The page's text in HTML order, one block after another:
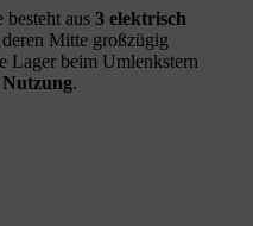
aus 3 elektrisch
deren Mitte großzügig
Lager beim Umlenkstern
.